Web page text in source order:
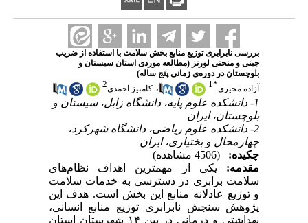
بررسی نابرابری توزیع منابع بخش سلامت با استفاده از ضریب
جینی و منحنی لورنز (مطالعه موردی استان سیستان و
بلوچستان در دوره‌ی زمانی پنج ساله)
آزاده مجیری*
1 ، کامبیز احمدی2
1- دانشکده علوم پایه، دانشگاه زابل، سیستان و
بلوچستان، ایران
2- دانشکده علوم ریاضی، دانشگاه شهرکرد،
چهارمحال و بختیاری، ایران
چکیده:
(4506 مشاهده)
مقدمه: یکی از مهمترین اهداف نظام‌های
سلامت برابری در دسترسی به خدمات سلامت
و توزیع عادلانه منابع این بخش است. هدف این
پژوهش سنجش نابرابری توزیع منابع انسانی،
بهداشتی و درمانی در بین ۱۴ شهرستان‌ استان